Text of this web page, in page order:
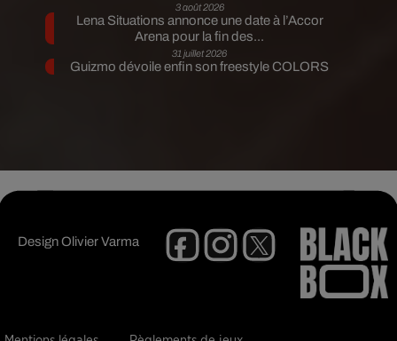
3 août 2026
Lena Situations annonce une date à l’Accor
Arena pour la fin des...
31 juillet 2026
Guizmo dévoile enfin son freestyle COLORS
DesignOlivier Varma